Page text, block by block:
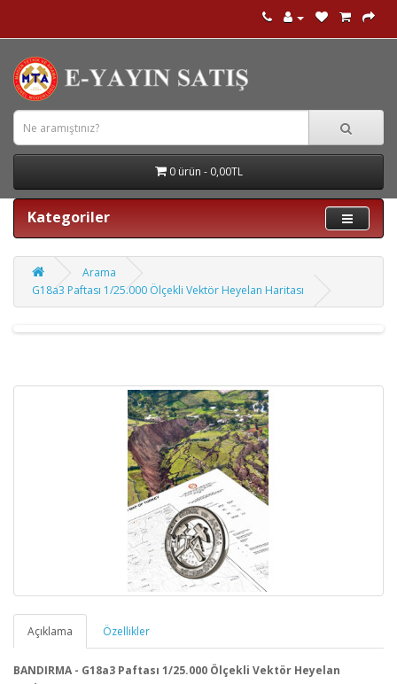
0 ürün - 0,00TL
Kategoriler
Arama
G18a3 Paftası 1/25.000 Ölçekli Vektör Heyelan Haritası
Açıklama Özellikler
BANDIRMA - G18a3 Paftası 1/25.000 Ölçekli Vektör Heyelan